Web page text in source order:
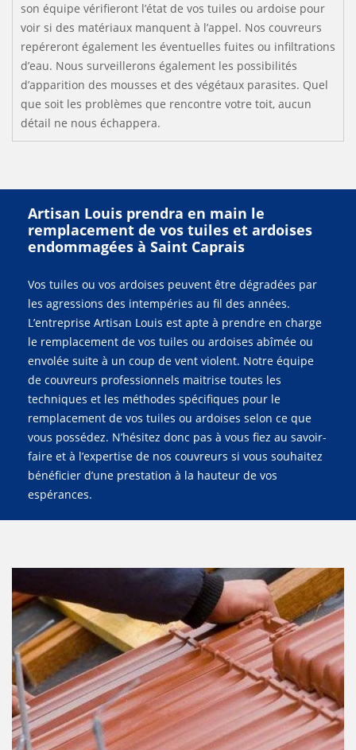
son équipe vérifieront l’état de vos tuiles ou ardoise pour
voir si des matériaux manquent à l’appel. Nos couvreurs
repéreront également les éventuelles fuites ou infiltrations
d’eau. Nous surveillerons également les possibilités
d’apparition des mousses et des végétaux parasites. Quel
que soit les problèmes que rencontre votre toit, aucun
détail ne nous échappera.
Artisan Louis prendra en main le
remplacement de vos tuiles et ardoises
endommagées à Saint Caprais
Vos tuiles ou vos ardoises peuvent être dégradées par
les agressions des intempéries au fil des années.
L’entreprise Artisan Louis est apte à prendre en charge
le remplacement de vos tuiles ou ardoises abîmée ou
envolée suite à un coup de vent violent. Notre équipe
de couvreurs professionnels maitrise toutes les
techniques et les méthodes spécifiques pour le
remplacement de vos tuiles ou ardoises selon ce que
vous possédez. N’hésitez donc pas à vous fiez au savoir-
faire et à l’expertise de nos couvreurs si vous souhaitez
bénéficier d’une prestation à la hauteur de vos
espérances.